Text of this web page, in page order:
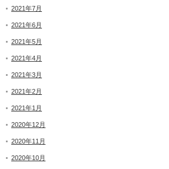
2021年7月
2021年6月
2021年5月
2021年4月
2021年3月
2021年2月
2021年1月
2020年12月
2020年11月
2020年10月